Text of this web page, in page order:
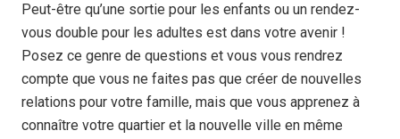
Peut-être qu’une sortie pour les enfants ou un rendez-
vous double pour les adultes est dans votre avenir !
Posez ce genre de questions et vous vous rendrez
compte que vous ne faites pas que créer de nouvelles
relations pour votre famille, mais que vous apprenez à
connaître votre quartier et la nouvelle ville en même